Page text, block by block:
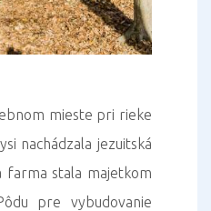
mieste pri rieke
nachádzala jezuitská
farma stala majetkom
pre vybudovanie